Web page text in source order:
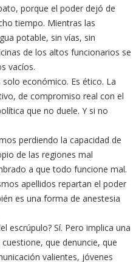
porque el poder dejó de
tiempo. Mientras las
potable, sin vías, sin
de los altos funcionarios se
vacíos.
económico. Es ético. La
de compromiso real con el
que no duele. Y si no
perdiendo la capacidad de
de las regiones mal
a que todo funcione mal.
apellidos repartan el poder
es una forma de anestesia
escrúpulo? Sí. Pero implica una
que denuncie, que
valientes, jóvenes